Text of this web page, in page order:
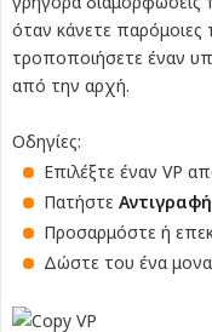
όταν κάνετε
τροποποιήσετε έναν
από την αρχή.
Οδηγίες:
Επιλέξτε έναν VP
Πατήστε Αντιγραφή
Προσαρμόστε ή
Δώστε του ένα